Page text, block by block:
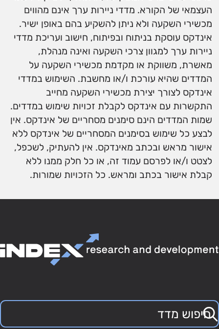
העצמאי של הקורא. מדדי ניירות ערך אינם מהווים
מכשירי השקעה ולא ניתן להשקיע בהם באופן ישיר.
אינדקס עוסקת בניתוח ובפיתוח, חישוב ועריכת מדדי
ניירות ערך למגוון צרכי השקעה ואינה מנהלת,
מאשרת, משווקת או מקדמת מכשירי השקעה על
המדדים שהיא עורכת ו/או מחשבת. השימוש במדדי
אינדקס לצורך יצירת מכשירי השקעה מחייב
התקשרות עם אינדקס לקבלת זכויות שימוש במדדים.
שמות המדדים הינם סימנים מסחריים של אינדקס. אין
לבצע כל שימוש בסימנים המסחריים של אינדקס ללא
אישור מראש ובכתב מאינדקס. אין להעתיק, לשכפל,
לצטט ו/או לפרסם עמוד זה, או כל חלק ממנו ללא
קבלת אישור בכתב ומראש. כל הזכויות שמורות.